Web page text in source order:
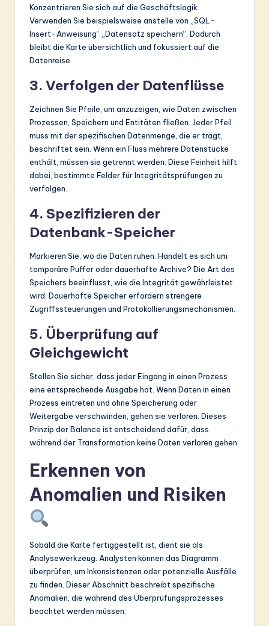
Konzentrieren Sie sich auf die Geschäftslogik.
Verwenden Sie beispielsweise anstelle von „SQL-
Insert-Anweisung“ „Datensatz speichern“. Dadurch
bleibt die Karte übersichtlich und fokussiert auf die
Datenreise.
3. Verfolgen der Datenflüsse
Zeichnen Sie Pfeile, um anzuzeigen, wie Daten zwischen
Prozessen, Speichern und Entitäten fließen. Jeder Pfeil
muss mit der spezifischen Datenmenge, die er trägt,
beschriftet sein. Wenn ein Fluss mehrere Datenstücke
enthält, müssen sie getrennt werden. Diese Feinheit hilft
dabei, bestimmte Felder für Integritätsprüfungen zu
verfolgen.
4. Spezifizieren der
Datenbank-Speicher
Markieren Sie, wo die Daten ruhen. Handelt es sich um
temporäre Puffer oder dauerhafte Archive? Die Art des
Speichers beeinflusst, wie die Integrität gewährleistet
wird. Dauerhafte Speicher erfordern strengere
Zugriffssteuerungen und Protokollierungsmechanismen.
5. Überprüfung auf
Gleichgewicht
Stellen Sie sicher, dass jeder Eingang in einen Prozess
eine entsprechende Ausgabe hat. Wenn Daten in einen
Prozess eintreten und ohne Speicherung oder
Weitergabe verschwinden, gehen sie verloren. Dieses
Prinzip der Balance ist entscheidend dafür, dass
während der Transformation keine Daten verloren gehen.
Erkennen von
Anomalien und Risiken
Sobald die Karte fertiggestellt ist, dient sie als
Analysewerkzeug. Analysten können das Diagramm
überprüfen, um Inkonsistenzen oder potenzielle Ausfälle
zu finden. Dieser Abschnitt beschreibt spezifische
Anomalien, die während des Überprüfungsprozesses
beachtet werden müssen.